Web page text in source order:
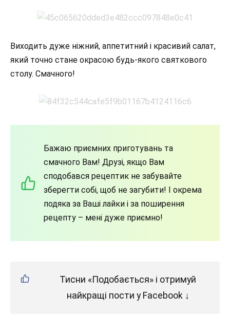
Виходить дуже ніжний, аппетитний і красивий салат,
який точно стане окрасою будь-якого святкового
столу. Смачного!
Бажаю приємних приготувань та
смачного Вам! Друзі, якщо Вам
сподобався рецептик не забувайте
зберегти собі, щоб не загубити! І окрема
подяка за Ваші лайки і за поширення
рецепту – мені дуже приємно!
Тисни «Подобається» і отримуй
найкращі пости у Facebook ↓